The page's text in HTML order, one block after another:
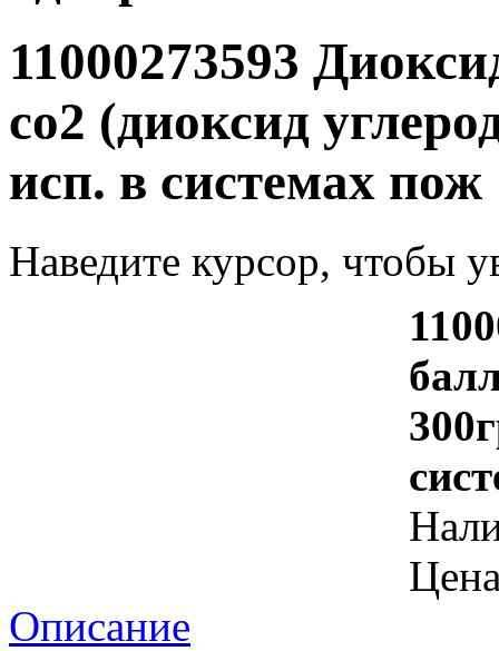
11000273593
со2 (диоксид
исп. в системах пож
Наведите курсор, чтобы
Описание